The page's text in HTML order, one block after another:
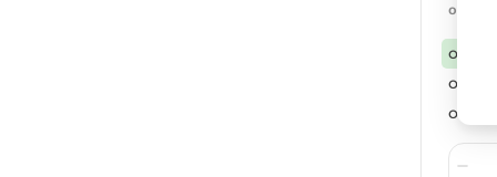
от
от 220
от
от